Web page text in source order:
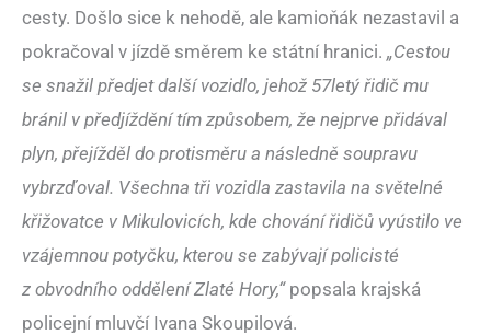
cesty. Došlo sice k nehodě, ale kamioňák nezastavil a
pokračoval v jízdě směrem ke státní hranici. „Cestou
se snažil předjet další vozidlo, jehož 57letý řidič mu
bránil v předjíždění tím způsobem, že nejprve přidával
plyn, přejížděl do protisměru a následně soupravu
vybrzďoval. Všechna tři vozidla zastavila na světelné
křižovatce v Mikulovicích, kde chování řidičů vyústilo ve
vzájemnou potyčku, kterou se zabývají policisté
z obvodního oddělení Zlaté Hory,“popsala krajská
policejní mluvčí Ivana Skoupilová.